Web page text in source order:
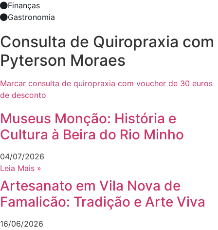
Finanças
Gastronomia
Consulta de Quiropraxia com
Pyterson Moraes
Marcar consulta de quiropraxia com voucher de 30 euros
de desconto
Museus Monção: História e
Cultura à Beira do Rio Minho
04/07/2026
Leia Mais »
Artesanato em Vila Nova de
Famalicão: Tradição e Arte Viva
16/06/2026